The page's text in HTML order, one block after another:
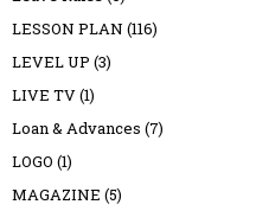
LESSON PLAN (116)
LEVEL UP (3)
LIVE TV(1)
Loan & Advances (7)
LOGO (1)
MAGAZINE (5)